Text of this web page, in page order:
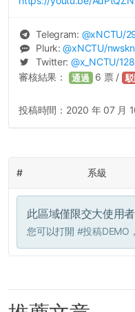
Telegram: @xNCTU/
Plurk:@xNCTU/
Twitter: @x_NCTU/
審核結果： 通過 6 票 /
投稿時間： 2020 年 07 月
# 系級
此區域僅限交大使用
您可以打開 #投稿DEMO